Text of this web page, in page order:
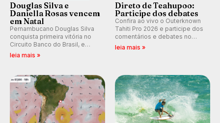
Douglas Silva e
Daniella Rosas vencem
em Natal
Pernambucano Douglas Silva
conquista primeira vitória no
Circuito Banco do Brasil, e
peruana Daniella Rosas vence
(RN).
leia mais »
Direto de Teahupoo:
Participe dos debates
Confira ao vivo o Outerknown
Tahiti Pro 2026 e participe dos
comentários e debates no
nosso fórum, durante as
leia mais »